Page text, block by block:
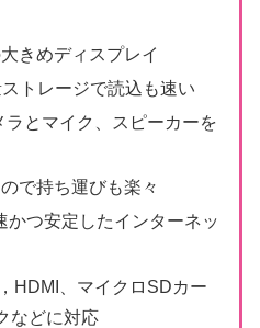
きめディスプレイ
トレージで読込も速い
とマイク、スピーカーを
で持ち運びも楽々
かつ安定したインターネッ
HDMI、マイクロSDカー
などに対応